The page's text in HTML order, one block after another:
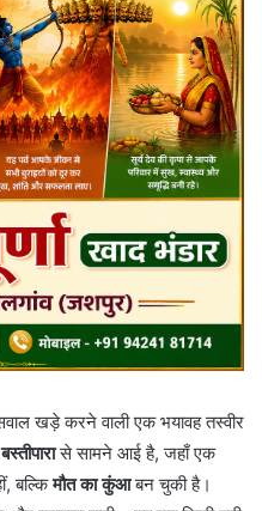
खड़े करने वाली एक भयावह तस्वीर
से सामने आई है, जहाँ एक
बल्किमौत का कुंआबन चुकी है।